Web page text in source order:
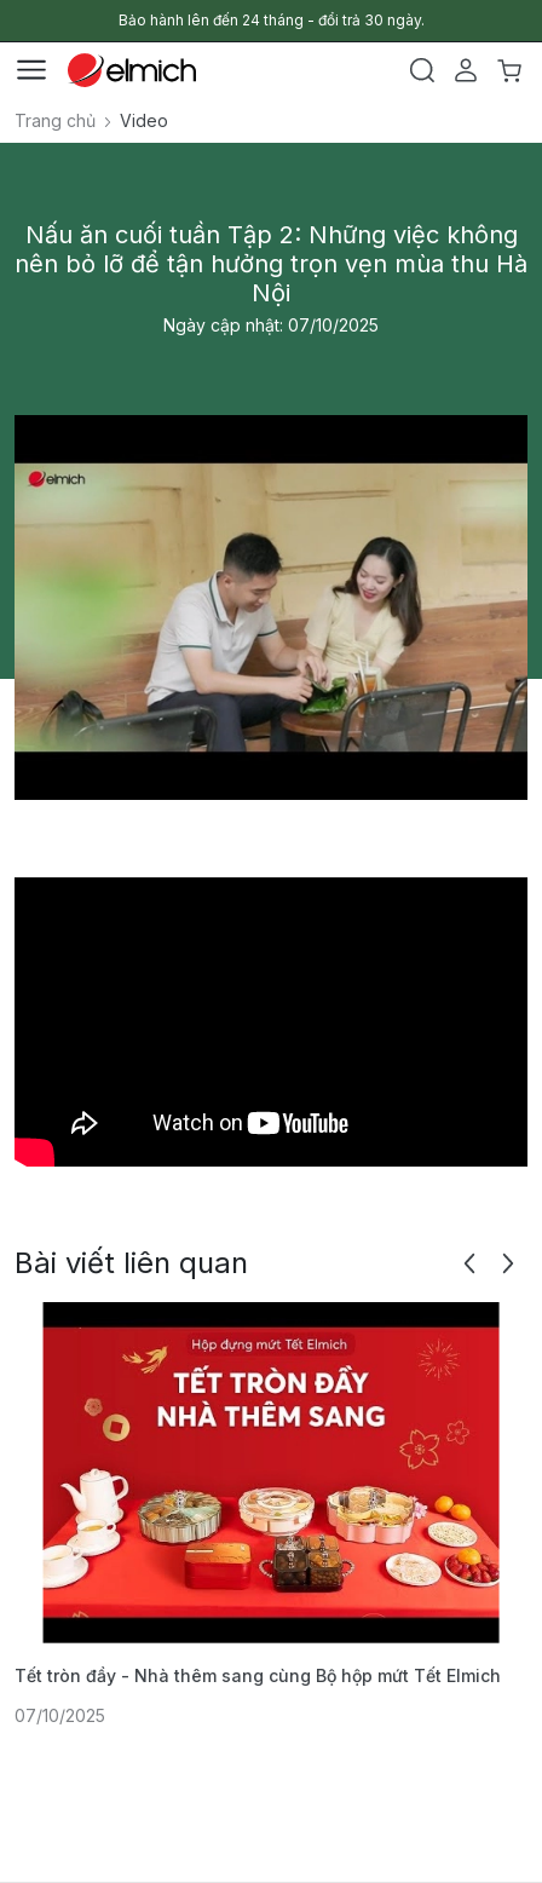
Bảo hành lên đến 24 tháng - đổi trả 30 ngày.
Trang chủ Video
Nấu ăn cuối tuần Tập 2: Những việc không
nên bỏ lỡ để tận hưởng trọn vẹn mùa thu Hà
Nội
Ngày cập nhật: 07/10/2025
Bài viết liên quan
Tết tròn đầy - Nhà thêm sang cùng Bộ hộp mứt Tết Elmich
07/10/2025